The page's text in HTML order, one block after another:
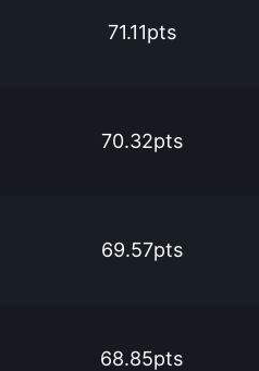
71.11pts
70.32pts
69.57pts
68.85pts